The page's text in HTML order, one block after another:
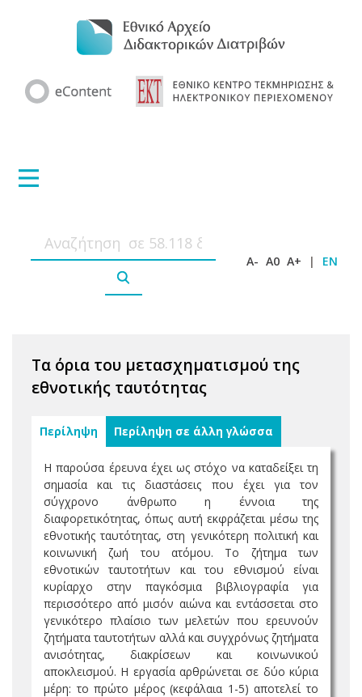
A- A0 A+ | EN
Τα όρια του μετασχηματισμού της
εθνοτικής ταυτότητας
Περίληψη Περίληψη σε άλλη γλώσσα
Η παρούσα έρευνα έχει ως στόχο να καταδείξει τη
σημασία και τις διαστάσεις που έχει για τον
σύγχρονο άνθρωπο η έννοια της
διαφορετικότητας, όπως αυτή εκφράζεται μέσω της
εθνοτικής ταυτότητας, στη γενικότερη πολιτική και
κοινωνική ζωή του ατόμου. Το ζήτημα των
εθνοτικών ταυτοτήτων και του εθνισμού είναι
κυρίαρχο στην παγκόσμια βιβλιογραφία για
περισσότερο από μισόν αιώνα και εντάσσεται στο
γενικότερο πλαίσιο των μελετών που ερευνούν
ζητήματα ταυτοτήτων αλλά και συγχρόνως ζητήματα
ανισότητας, διακρίσεων και κοινωνικού
αποκλεισμού. Η εργασία αρθρώνεται σε δύο κύρια
μέρη: το πρώτο μέρος (κεφάλαια 1-5) αποτελεί το